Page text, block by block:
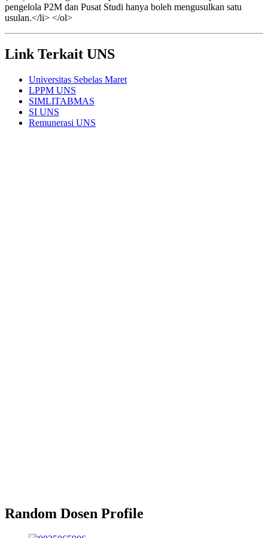
pengelola P2M dan Pusat Studi hanya boleh mengusulkan satu
usulan.</li> </ol>
Link Terkait UNS
Universitas Sebelas Maret
LPPM UNS
SIMLITABMAS
SI UNS
Remunerasi UNS
Random Dosen Profile